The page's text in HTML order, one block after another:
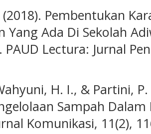
Pembentukan
Yang Ada Di Sekolah
PAUD Lectura: Jurnal
H. I., & Partini,
Sampah
Komunikasi, 11(2),